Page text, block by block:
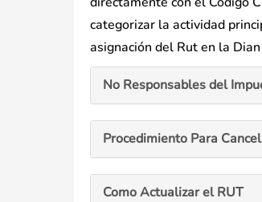
categorizar la actividad
asignación del Rut en la
No Responsables del
Procedimiento Para
Como Actualizar el RUT